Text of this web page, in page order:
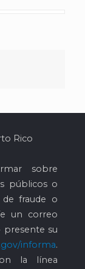
Rico
sobre
públicos o
fraude o
un correo
su
informa.
la línea